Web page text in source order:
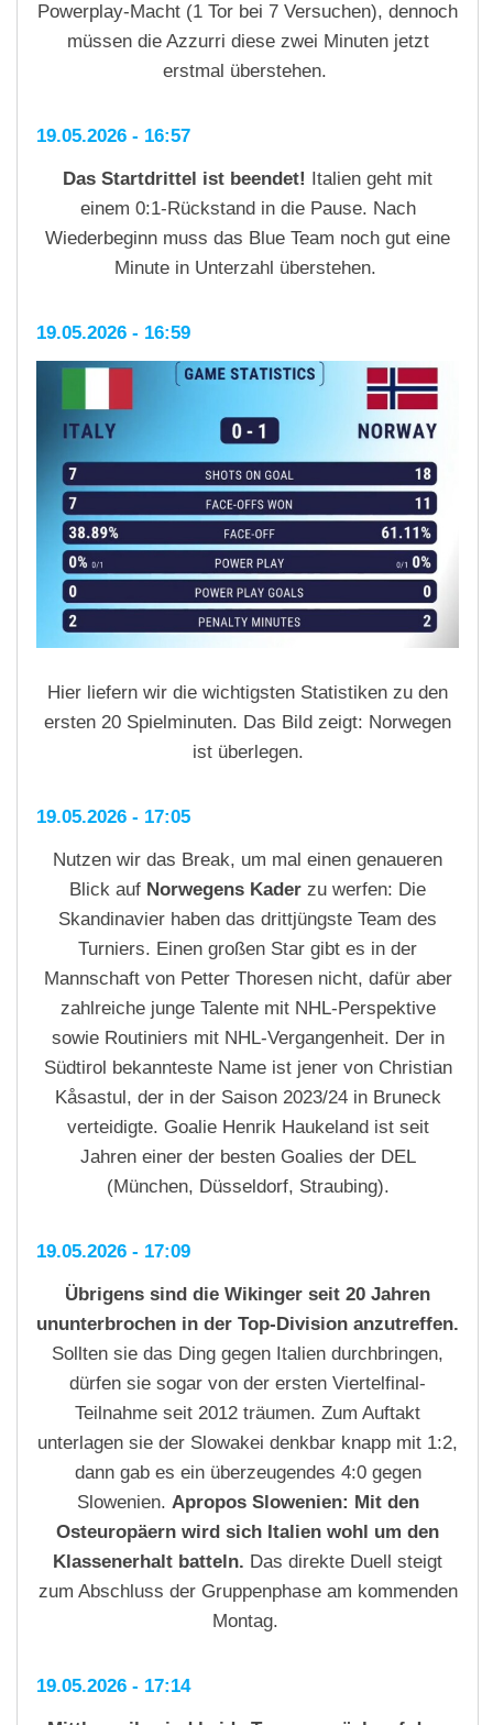
Powerplay-Macht (1 Tor bei 7 Versuchen), dennoch
müssen die Azzurri diese zwei Minuten jetzt
erstmal überstehen.
19.05.2026 - 16:57
Das Startdrittel ist beendet! Italien geht mit
einem 0:1-Rückstand in die Pause. Nach
Wiederbeginn muss das Blue Team noch gut eine
Minute in Unterzahl überstehen.
19.05.2026 - 16:59
Hier liefern wir die wichtigsten Statistiken zu den
ersten 20 Spielminuten. Das Bild zeigt: Norwegen
ist überlegen.
19.05.2026 - 17:05
Nutzen wir das Break, um mal einen genaueren
Blick auf Norwegens Kader zu werfen: Die
Skandinavier haben das drittjüngste Team des
Turniers. Einen großen Star gibt es in der
Mannschaft von Petter Thoresen nicht, dafür aber
zahlreiche junge Talente mit NHL-Perspektive
sowie Routiniers mit NHL-Vergangenheit. Der in
Südtirol bekannteste Name ist jener von Christian
Kåsastul, der in der Saison 2023/24 in Bruneck
verteidigte. Goalie Henrik Haukeland ist seit
Jahren einer der besten Goalies der DEL
(München, Düsseldorf, Straubing).
19.05.2026 - 17:09
Übrigens sind die Wikinger seit 20 Jahren
ununterbrochen in der Top-Division anzutreffen.
Sollten sie das Ding gegen Italien durchbringen,
dürfen sie sogar von der ersten Viertelfinal-
Teilnahme seit 2012 träumen. Zum Auftakt
unterlagen sie der Slowakei denkbar knapp mit 1:2,
dann gab es ein überzeugendes 4:0 gegen
Slowenien. Apropos Slowenien: Mit den
Osteuropäern wird sich Italien wohl um den
Klassenerhalt batteln. Das direkte Duell steigt
zum Abschluss der Gruppenphase am kommenden
Montag.
19.05.2026 - 17:14